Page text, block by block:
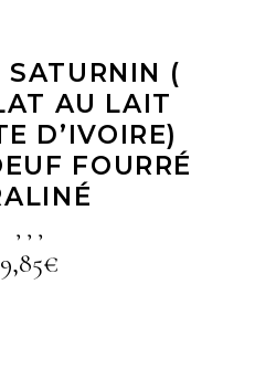
SATURNIN (
AU LAIT
D’IVOIRE)
FOURRÉ
, , ,
9,85€